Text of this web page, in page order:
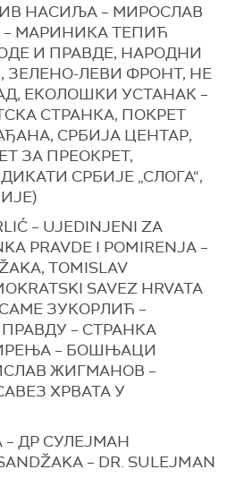
НАСИЉА – МИРОСЛАВ
МАРИНИКА ТЕПИЋ
И ПРАВДЕ, НАРОДНИ
ЗЕЛЕНО-ЛЕВИ ФРОНТ, НЕ
ЕКОЛОШКИ УСТАНАК –
СТРАНКА, ПОКРЕТ
СРБИЈА ЦЕНТАР,
ЗА ПРЕОКРЕТ,
СРБИЈЕ „СЛОГА“,
– UJEDINJENI ZA
PRAVDE I POMIRENJA –
TOMISLAV
SAVEZ HRVATA
ЗУКОРЛИЋ –
– СТРАНКА
– БОШЊАЦИ
ЖИГМАНОВ –
ХРВАТА У
ДР СУЛЕЈМАН
– DR. SULEJMAN